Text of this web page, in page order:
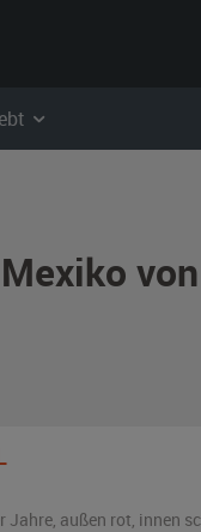
Jahre, außen rot, innen